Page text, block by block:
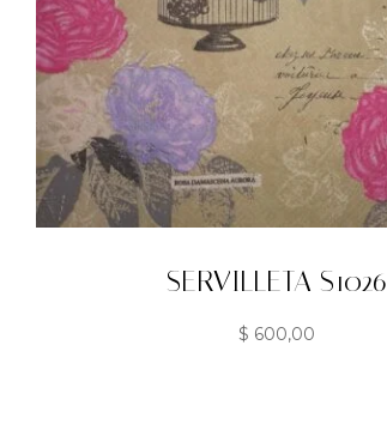
SERVILLETA S1026
$ 600,00